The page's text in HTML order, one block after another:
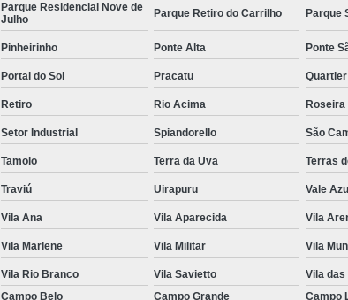
Parque Residencial Nove de
Julho
Parque Retiro do Carrilho Parque
Pinheirinho Ponte Alta Ponte
Portal do Sol Pracatu
Retiro Rio Acima Roseira
Setor Industrial Spiandorello São
Tamoio Terra da Uva Terras
Traviú Uirapuru Vale Azul
Vila Ana Vila Aparecida Vila
Vila Marlene Vila Militar Vila
Vila Rio Branco Vila Savietto Vila
Campo Belo Campo Grande Campo